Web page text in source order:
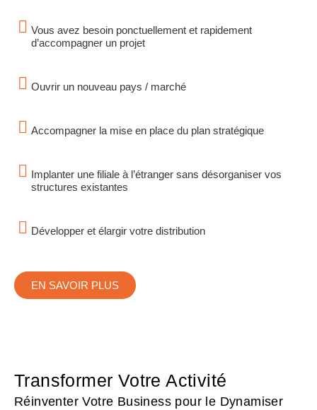
Vous avez besoin ponctuellement et rapidement
d’accompagner un projet
Ouvrir un nouveau pays / marché
Accompagner la mise en place du plan stratégique
Implanter une filiale à l’étranger sans désorganiser vos
structures existantes
Développer et élargir votre distribution
EN SAVOIR PLUS
Transformer Votre Activité
Réinventer Votre Business pour le Dynamiser